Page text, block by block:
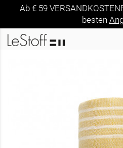
Ab € 59
besten